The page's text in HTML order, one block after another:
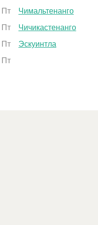
Пт
Пт
Пт
Пт
Чимальтенанго
Чичикастенанго
Эскуинтла